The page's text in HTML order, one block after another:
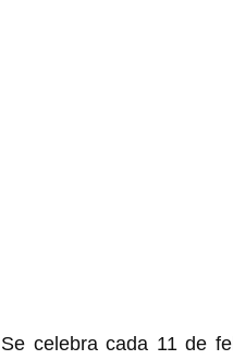
Se celebra cada 11 de